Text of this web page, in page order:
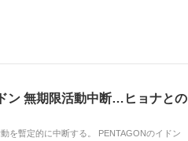
ン 無期限活動中断…ヒョナとの
を暫定的に中断する。 PENTAGONのイドン